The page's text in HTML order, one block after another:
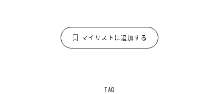
マイリストに追加する
TAG